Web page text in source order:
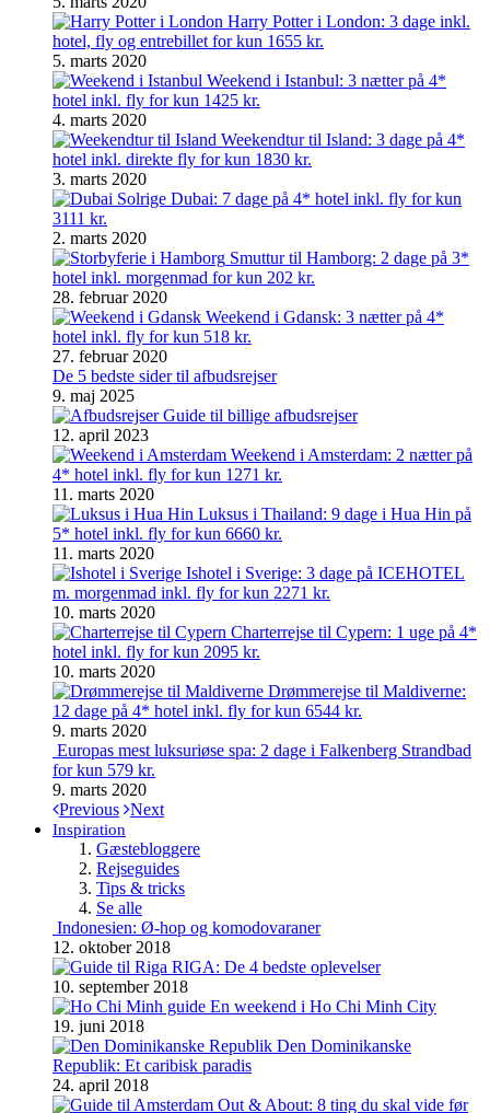
Harry Potter i London: 3 dage inkl.
hotel, fly og entrebillet for kun 1655 kr.
5. marts 2020
Weekend i Istanbul: 3 nætter på 4*
hotel inkl. fly for kun 1425 kr.
4. marts 2020
Weekendtur til Island: 3 dage på 4*
hotel inkl. direkte fly for kun 1830 kr.
3. marts 2020
Solrige Dubai: 7 dage på 4* hotel inkl. fly for kun
3111 kr.
2. marts 2020
Smuttur til Hamborg: 2 dage på 3*
hotel inkl. morgenmad for kun 202 kr.
28. februar 2020
Weekend i Gdansk: 3 nætter på 4*
hotel inkl. fly for kun 518 kr.
27. februar 2020
De 5 bedste sider til afbudsrejser
9. maj 2025
Guide til billige afbudsrejser
12. april 2023
Weekend i Amsterdam: 2 nætter på
4* hotel inkl. fly for kun 1271 kr.
11. marts 2020
Luksus i Thailand: 9 dage i Hua Hin på
5* hotel inkl. fly for kun 6660 kr.
11. marts 2020
Ishotel i Sverige: 3 dage på ICEHOTEL
m. morgenmad inkl. fly for kun 2271 kr.
10. marts 2020
Charterrejse til Cypern: 1 uge på 4*
hotel inkl. fly for kun 2095 kr.
10. marts 2020
Drømmerejse til Maldiverne:
12 dage på 4* hotel inkl. fly for kun 6544 kr.
9. marts 2020
Europas mest luksuriøse spa: 2 dage i Falkenberg Strandbad
for kun 579 kr.
9. marts 2020
Previous Next
Inspiration
Gæstebloggere
Rejseguides
Tips & tricks
Se alle
Indonesien: Ø-hop og komodovaraner
12. oktober 2018
RIGA: De 4 bedste oplevelser
10. september 2018
En weekend i Ho Chi Minh City
19. juni 2018
Den Dominikanske
Republik: Et caribisk paradis
24. april 2018
Out & About: 8 ting du skal vide før